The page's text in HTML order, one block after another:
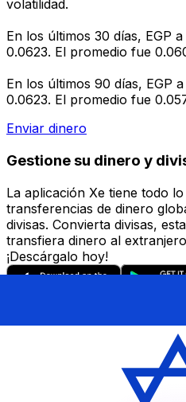
volatilidad.
En los últimos 30 días, EGP
0.0623. El promedio fue
En los últimos 90 días, EGP
0.0623. El promedio fue
Enviar dinero
Gestione su dinero y
La aplicación Xe tiene todo
transferencias de dinero
divisas. Convierta divisas,
transfiera dinero al
¡Descárgalo hoy!